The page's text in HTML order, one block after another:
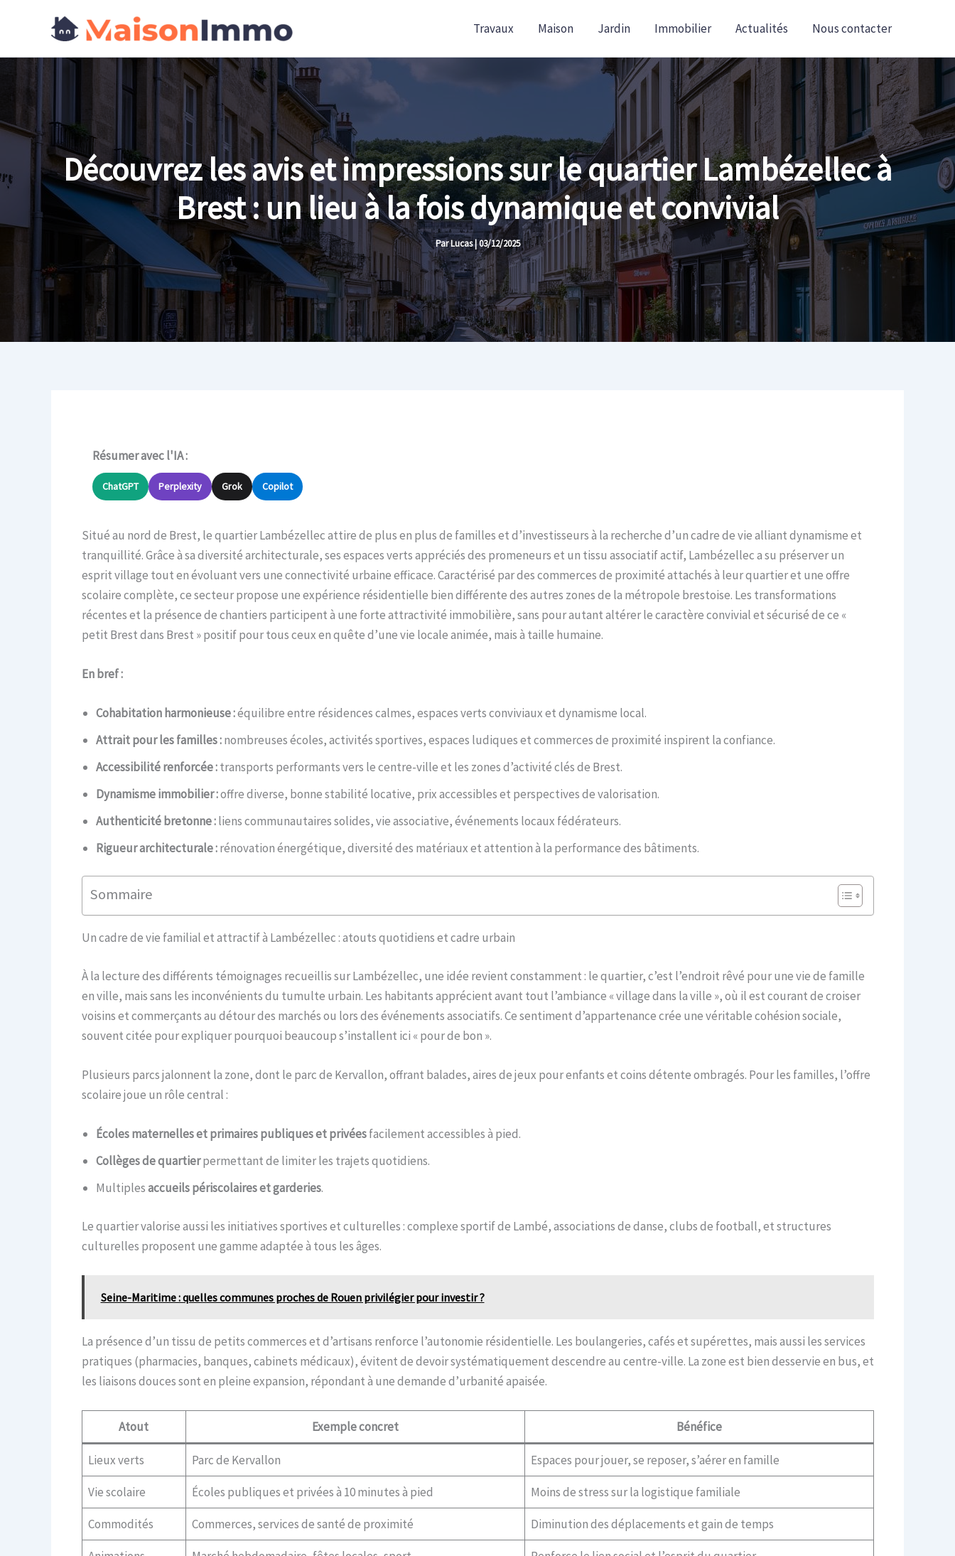
Travaux Maison Jardin Immobilier Actualités Nous contacter
Découvrez les avis et impressions sur le quartier Lambézellec à
Brest : un lieu à la fois dynamique et convivial
ParLucas|03/12/2025
Résumer avec l'IA :
ChatGPT Perplexity Grok Copilot
Situé au nord de Brest, le quartier Lambézellec attire de plus en plus de familles et d’investisseurs à la recherche d’un cadre de vie alliant dynamisme et
tranquillité. Grâce à sa diversité architecturale, ses espaces verts appréciés des promeneurs et un tissu associatif actif, Lambézellec a su préserver un
esprit village tout en évoluant vers une connectivité urbaine efficace. Caractérisé par des commerces de proximité attachés à leur quartier et une offre
scolaire complète, ce secteur propose une expérience résidentielle bien différente des autres zones de la métropole brestoise. Les transformations
récentes et la présence de chantiers participent à une forte attractivité immobilière, sans pour autant altérer le caractère convivial et sécurisé de ce «
petit Brest dans Brest » positif pour tous ceux en quête d’une vie locale animée, mais à taille humaine.
En bref :
Cohabitation harmonieuse :équilibre entre résidences calmes, espaces verts conviviaux et dynamisme local.
Attrait pour les familles :nombreuses écoles, activités sportives, espaces ludiques et commerces de proximité inspirent la confiance.
Accessibilité renforcée :transports performants vers le centre-ville et les zones d’activité clés de Brest.
Dynamisme immobilier :offre diverse, bonne stabilité locative, prix accessibles et perspectives de valorisation.
Authenticité bretonne :liens communautaires solides, vie associative, événements locaux fédérateurs.
Rigueur architecturale :rénovation énergétique, diversité des matériaux et attention à la performance des bâtiments.
Sommaire
Un cadre de vie familial et attractif à Lambézellec : atouts quotidiens et cadre urbain
À la lecture des différents témoignages recueillis sur Lambézellec, une idée revient constamment : le quartier, c’est l’endroit rêvé pour une vie de famille
en ville, mais sans les inconvénients du tumulte urbain. Les habitants apprécient avant tout l’ambiance « village dans la ville », où il est courant de croiser
voisins et commerçants au détour des marchés ou lors des événements associatifs. Ce sentiment d’appartenance crée une véritable cohésion sociale,
souvent citée pour expliquer pourquoi beaucoup s’installent ici « pour de bon ».
Plusieurs parcs jalonnent la zone, dont le parc de Kervallon, offrant balades, aires de jeux pour enfants et coins détente ombragés. Pour les familles, l’offre
scolaire joue un rôle central :
Écoles maternelles et primaires publiques et privéesfacilement accessibles à pied.
Collèges de quartierpermettant de limiter les trajets quotidiens.
Multiplesaccueils périscolaires et garderies.
Le quartier valorise aussi les initiatives sportives et culturelles : complexe sportif de Lambé, associations de danse, clubs de football, et structures
culturelles proposent une gamme adaptée à tous les âges.
Seine-Maritime : quelles communes proches de Rouen privilégier pour investir ?
La présence d’un tissu de petits commerces et d’artisans renforce l’autonomie résidentielle. Les boulangeries, cafés et supérettes, mais aussi les services
pratiques (pharmacies, banques, cabinets médicaux), évitent de devoir systématiquement descendre au centre-ville. La zone est bien desservie en bus, et
les liaisons douces sont en pleine expansion, répondant à une demande d’urbanité apaisée.
Atout Exemple concret Bénéfice
Lieux verts Parc de Kervallon Espaces pour jouer, se reposer, s’aérer en famille
Vie scolaire Écoles publiques et privées à 10 minutes à pied Moins de stress sur la logistique familiale
Commodités Commerces, services de santé de proximité Diminution des déplacements et gain de temps